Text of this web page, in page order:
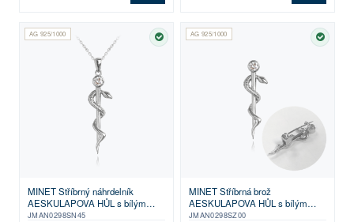
AG 925/1000
SKLADEM
MINET Stříbrný náhrdelník
AESKULAPOVA HŮL s bílým
zirkonem
JMAN0298SN45
AG 925/1000
MINET Stříbrná brož
AESKULAPOVA HŮL s bílým
zirkonem
JMAN0298SZ00